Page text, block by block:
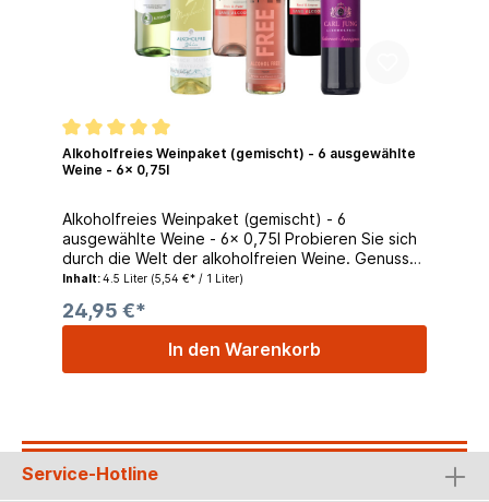
Alkoholfreies Weinpaket (gemischt) - 6 ausgewählte
Weine - 6x 0,75l
Alkoholfreies Weinpaket (gemischt) - 6
ausgewählte Weine - 6x 0,75l Probieren Sie sich
durch die Welt der alkoholfreien Weine. Genuss
braucht keinen Alkohol. Testen Sie verschiedene
unterschiedliche Weingüter zeigen das
Weine (je 0,75l) sind im Paket enthalten: Schloss
Sommerau - Weißwein Maybach - Weiss Bree
Zutatenangaben: Schloss Sommerau - Weißwein:
alkoholfreier Weißwein, Traubenmost,
Inhalt:4.5 Liter (5,54 €* / 1 Liter)
24,95 €*
In den Warenkorb
Service-Hotline